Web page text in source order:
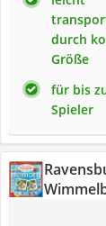
durch
Größe
für bis
Spieler